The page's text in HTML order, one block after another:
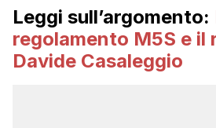
Leggi sull’argomento:
regolamento M5S e il
Davide Casaleggio